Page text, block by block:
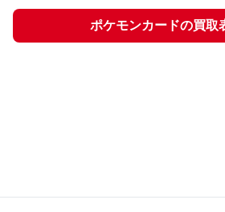
ポケモンカードの買取